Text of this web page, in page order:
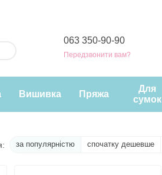
063 350-90-90
Передзвонити вам?
Вишивка Пряжа
Для
сумок
за популярністю спочатку дешевше